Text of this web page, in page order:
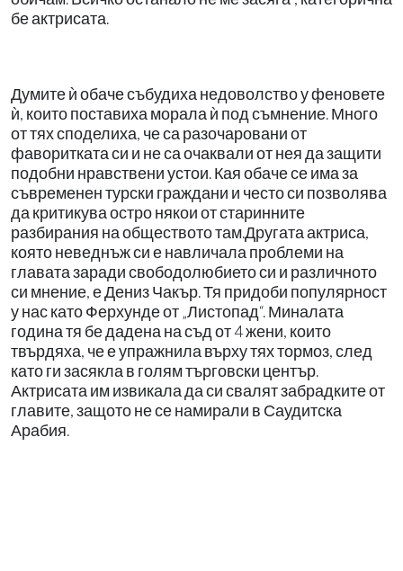
бе актрисата.
Думите ѝ обаче събудиха недоволство у феновете
ѝ, които поставиха морала ѝ под съмнение. Много
от тях споделиха, че са разочаровани от
фаворитката си и не са очаквали от нея да защити
подобни нравствени устои. Кая обаче се има за
съвременен турски граждани и често си позволява
да критикува остро някои от старинните
разбирания на обществото там.Другата актриса,
която неведнъж си е навличала проблеми на
главата заради свободолюбието си и различното
си мнение, е Дениз Чакър. Тя придоби популярност
у нас като Ферхунде от „Листопад“. Миналата
година тя бе дадена на съд от 4 жени, които
твърдяха, че е упражнила върху тях тормоз, след
като ги засякла в голям търговски център.
Актрисата им извикала да си свалят забрадките от
главите, защото не се намирали в Саудитска
Арабия.